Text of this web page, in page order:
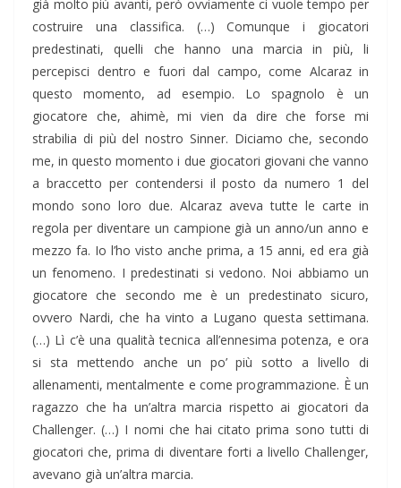
già molto più avanti, però ovviamente ci vuole tempo per
costruire una classifica. (…) Comunque i giocatori
predestinati, quelli che hanno una marcia in più, li
percepisci dentro e fuori dal campo, come Alcaraz in
questo momento, ad esempio. Lo spagnolo è un
giocatore che, ahimè, mi vien da dire che forse mi
strabilia di più del nostro Sinner. Diciamo che, secondo
me, in questo momento i due giocatori giovani che vanno
a braccetto per contendersi il posto da numero 1 del
mondo sono loro due. Alcaraz aveva tutte le carte in
regola per diventare un campione già un anno/un anno e
mezzo fa. Io l’ho visto anche prima, a 15 anni, ed era già
un fenomeno. I predestinati si vedono. Noi abbiamo un
giocatore che secondo me è un predestinato sicuro,
ovvero Nardi, che ha vinto a Lugano questa settimana.
(…) Lì c’è una qualità tecnica all’ennesima potenza, e ora
si sta mettendo anche un po’ più sotto a livello di
allenamenti, mentalmente e come programmazione. È un
ragazzo che ha un’altra marcia rispetto ai giocatori da
Challenger. (…) I nomi che hai citato prima sono tutti di
giocatori che, prima di diventare forti a livello Challenger,
avevano già un’altra marcia.